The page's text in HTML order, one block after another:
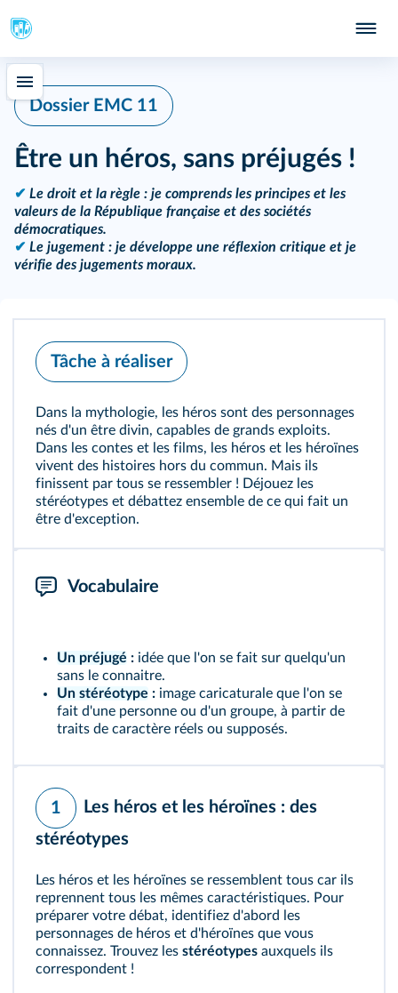
Dossier EMC 11
Être un héros, sans préjugés !
✔ Le droit et la règle : je comprends les principes et les
valeurs de la République française et des sociétés
démocratiques.
✔ Le jugement : je développe une réflexion critique et je
vérifie des jugements moraux.
Tâche à réaliser
Dans la mythologie, les héros sont des personnages
nés d'un être divin, capables de grands exploits.
Dans les contes et les films, les héros et les héroïnes
vivent des histoires hors du commun. Mais ils
finissent par tous se ressembler ! Déjouez les
stéréotypes et débattez ensemble de ce qui fait un
être d'exception.
Vocabulaire
Un préjugé : idée que l'on se fait sur quelqu'un
sans le connaitre.
Un stéréotype : image caricaturale que l'on se
fait d'une personne ou d'un groupe, à partir de
traits de caractère réels ou supposés.
1
Les héros et les héroïnes : des
stéréotypes
Les héros et les héroïnes se ressemblent tous car ils
reprennent tous les mêmes caractéristiques. Pour
préparer votre débat, identifiez d'abord les
personnages de héros et d'héroïnes que vous
connaissez. Trouvez les stéréotypes auxquels ils
correspondent !